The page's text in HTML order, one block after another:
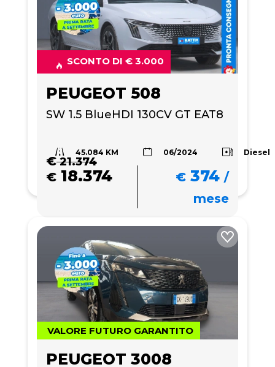
SCONTO DI € 3.000
PEUGEOT 508
SW 1.5 BlueHDI 130CV GT EAT8
45.084 KM 06/2024 Diesel
€21.374
€ 18.374 € 374 /
mese
VALORE FUTURO GARANTITO
PEUGEOT 3008